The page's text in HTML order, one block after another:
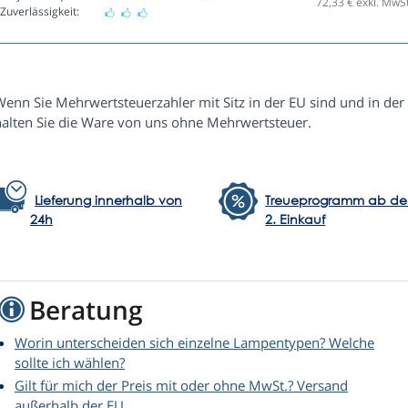
Zuverlässigkeit:
Sie Mehrwertsteuerzahler mit Sitz in der EU sind und in
Sie die Ware von uns ohne Mehrwertsteuer.
Lieferung innerhalb von
24h
Treueprogramm ab
2. Einkauf
Beratung
Worin unterscheiden sich einzelne Lampentypen? Welche
sollte ich wählen?
Gilt für mich der Preis mit oder ohne MwSt.? Versand